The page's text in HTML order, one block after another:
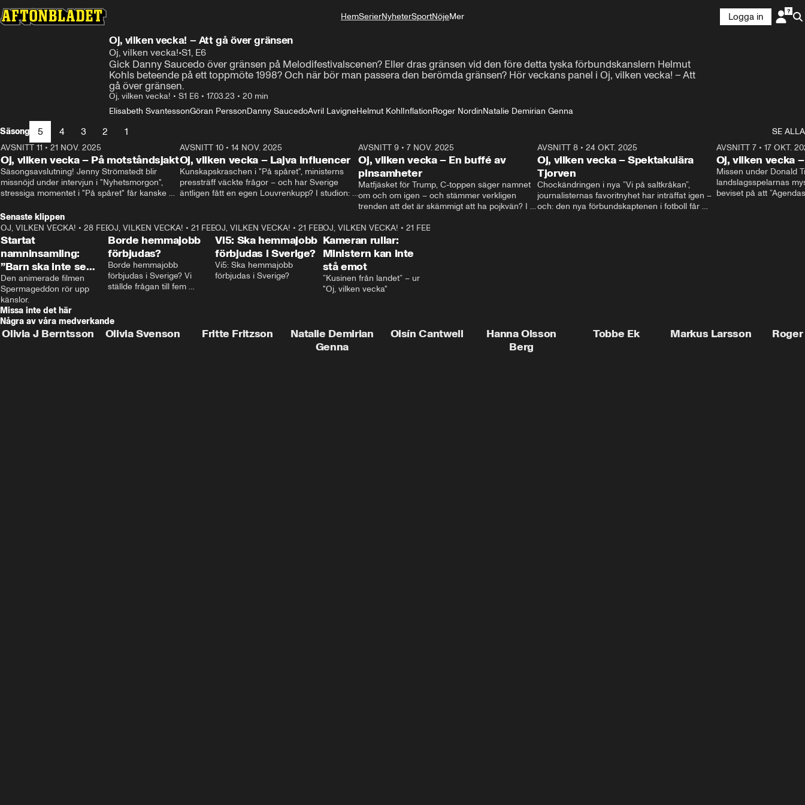
HemSerierNyheterSportNöjeMer
Logga in
Oj, vilken vecka! – Att gå över gränsen
Oj, vilken vecka!•S1, E6
Gick Danny Saucedo över gränsen på Melodifestivalscenen? Eller dras gränsen vid den före detta tyska förbundskanslern Helmut
Kohls beteende på ett toppmöte 1998? Och när bör man passera den berömda gränsen? Hör veckans panel i Oj, vilken vecka! – Att
gå över gränsen.
Oj, vilken vecka! • S1 E6 • 17.03.23 • 20 min
Elisabeth SvantessonGöran PerssonDanny SaucedoAvril LavigneHelmut KohlInflationRoger NordinNatalie Demirian Genna
Säsong
5 4 3 2 1
SE ALLA
AVSNITT 11 • 21 NOV. 2025
Oj, vilken vecka – På motståndsjakt
Säsongsavslutning! Jenny Strömstedt blir
missnöjd under intervjun i "Nyhetsmorgon",
stressiga momentet i "På spåret" får kanske
Liberalerna om? I studion: Oisin Cantwell och
Karin Pettersson.
21:14
AVSNITT 10• 14 NOV. 2025
Oj, vilken vecka – Lajva influencer
Kunskapskraschen i "På spåret", ministerns
pressträff väckte frågor – och har Sverige
äntligen fått en egen Louvrenkupp? I studion:
AVSNITT 9 •7 NOV. 2025
Oj, vilken vecka – En buffé av
pinsamheter
Matfjäsket för Trump, C-toppen säger namnet
om och om igen – och stämmer verkligen
trenden att det är skämmigt att ha pojkvän? I
AVSNITT 8• 24 OKT. 2025
Oj, vilken vecka – Spektakulära
Tjorven
Chockändringen i nya ”Vi på saltkråkan”,
journalisternas favoritnyhet har inträffat igen –
och: den nya förbundskaptenen i fotboll får
AVSNITT 7• 17 OKT.
Oj, vilken vecka
Missen under Donald
landslagsspelarnas
beviset på att
Senaste klippen
2:40
OJ, VILKEN VECKA! • 28 FEB. 2025
Startat
namninsamling:
”Barn ska inte se
porr”
Den animerade filmen
Spermageddon rör upp
känslor.
0:57
OJ, VILKEN VECKA! •21 FEB. 2025
Borde hemmajobb
förbjudas?
Borde hemmajobb
förbjudas i Sverige? Vi
ställde frågan till fem
1:03
OJ, VILKEN VECKA! •21 FEB. 2025
Vi5: Ska hemmajobb
förbjudas i Sverige?
Vi5: Ska hemmajobb
förbjudas i Sverige?
1:29
OJ, VILKEN VECKA! • 21 FEB. 2025
Kameran rullar:
Ministern kan inte
stå emot
”Kusinen från landet” – ur
"Oj, vilken vecka"
Missa inte det här
Några av våra medverkande
Olivia J Berntsson Olivia Svenson Fritte Fritzson
Natalie Demirian
Genna
Oisín Cantwell
Hanna Olsson
Berg
Tobbe Ek Markus Larsson